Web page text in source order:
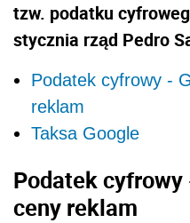
tzw. podatku
stycznia rząd Pedro
Podatek cyfrowy -
reklam
Taksa Google
Podatek cyfrowy
ceny reklam